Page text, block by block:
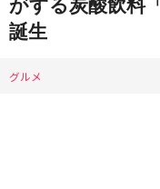
がする炭酸飲料
誕生
グルメ